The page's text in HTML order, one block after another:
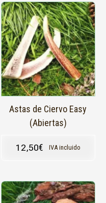
Astas de Ciervo Easy
(Abiertas)
12,50€ IVA incluido
Este
producto
tiene
múltiples
variantes.
Las
opciones
se
pueden
elegir
producto